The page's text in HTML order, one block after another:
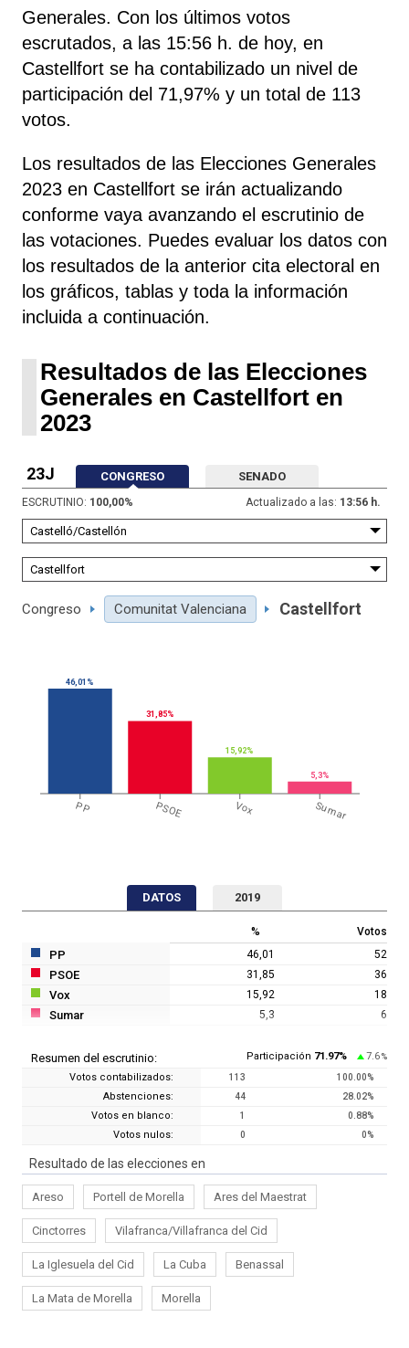
Generales. Con los últimos votos
escrutados, a las 15:56 h. de hoy, en
Castellfort se ha contabilizado un nivel de
participación del 71,97% y un total de 113
votos.
Los resultados de las Elecciones Generales
2023 en Castellfort se irán actualizando
conforme vaya avanzando el escrutinio de
las votaciones. Puedes evaluar los datos con
los resultados de la anterior cita electoral en
los gráficos, tablas y toda la información
incluida a continuación.
Resultados de las Elecciones
Generales en Castellfort en
2023
23J CONGRESO SENADO
ESCRUTINIO: 100,00% Actualizado a las: 13:56 h.
Congreso Comunitat Valenciana Castellfort
PP PSOE Vox Sumar
46,01%
31,85%
15,92%
5,3%
DATOS 2019
% Votos
PP 46,01 52
PSOE 31,85 36
Vox 15,92 18
Sumar 5,3 6
Resumen del escrutinio: Participación 71.97% 7.6 %
Votos contabilizados: 113 100.00%
Abstenciones: 44 28.02%
Votos en blanco: 1 0.88%
Votos nulos: 0 0%
Resultado de las elecciones en
Areso Portell de Morella Ares del Maestrat
Cinctorres Vilafranca/Villafranca del Cid
La Iglesuela del Cid La Cuba Benassal
La Mata de Morella Morella